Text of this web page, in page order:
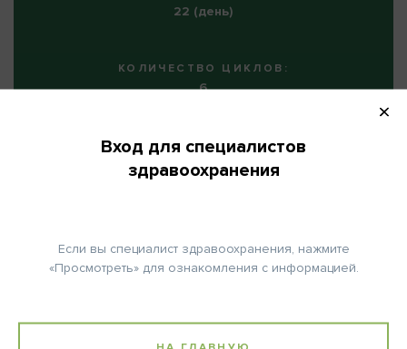
22 (день)
КОЛИЧЕСТВО ЦИКЛОВ:
6
Сопутствующая медикация:
200 мл 20% раствора Маннита в течение 30 мин.
Вход для специалистов
здравоохранения
Если вы специалист здравоохранения, нажмите
«Просмотреть» для ознакомления с информацией.